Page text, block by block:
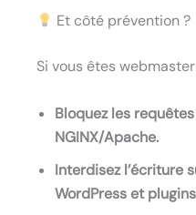
Et côté prévention ?
Si vous êtes
Bloquez les
NGINX/Apache.
Interdisez l’écriture
WordPress et